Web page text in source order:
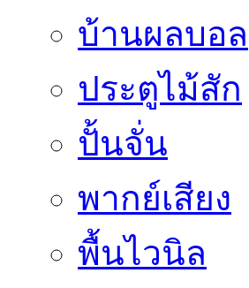
บ้านผลบอล
ประตูไม้สัก
ปั้นจั่น
พากย์เสียง
พื้นไวนิล